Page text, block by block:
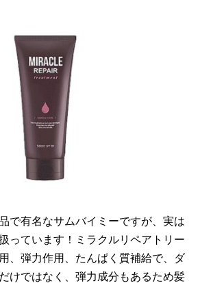
で有名なサムバイミーですが、実は
っています！ミラクルリペアトリー
、弾力作用、たんぱく質補給で、ダ
けではなく、弾力成分もあるため髪